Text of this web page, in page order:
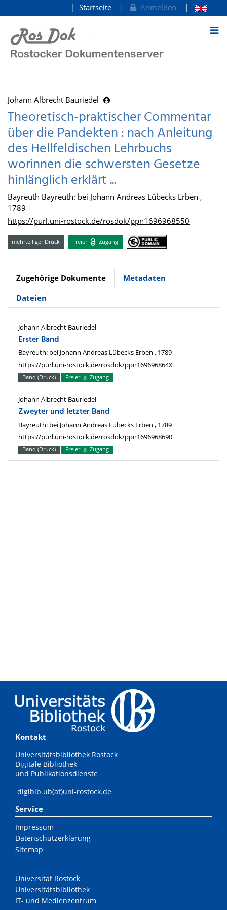
zum Inhalt
Startseite Anmelden
Johann Albrecht Bauriedel
Theoretisch-praktischer Commentar
über die Pandekten : nach Anleitung
des Hellfeldischen Lehrbuchs
worinnen die schwersten Gesetze
hinlänglich erklärt ...
Bayreuth Bayreuth: bei Johann Andreas Lübecks Erben ,
1789
https://purl.uni-rostock.de/rosdok/ppn1696968550
mehrteiliger Druck Freier Zugang
Zugehörige Dokumente
Metadaten
Dateien
Johann Albrecht Bauriedel
Erster Band
Bayreuth: bei Johann Andreas Lübecks Erben , 1789
https://purl.uni-rostock.de/rosdok/ppn169696864X
Band (Druck) Freier Zugang
Johann Albrecht Bauriedel
Zweyter und letzter Band
Bayreuth: bei Johann Andreas Lübecks Erben , 1789
https://purl.uni-rostock.de/rosdok/ppn1696968690
Band (Druck) Freier Zugang
Kontakt
Universitätsbibliothek Rostock
Digitale Bibliothek
und Publikationsdienste
digibib.ub(at)uni-rostock.de
Service
Impressum
Datenschutzerklärung
Sitemap
Universität Rostock
Universitätsbibliothek
IT- und Medienzentrum